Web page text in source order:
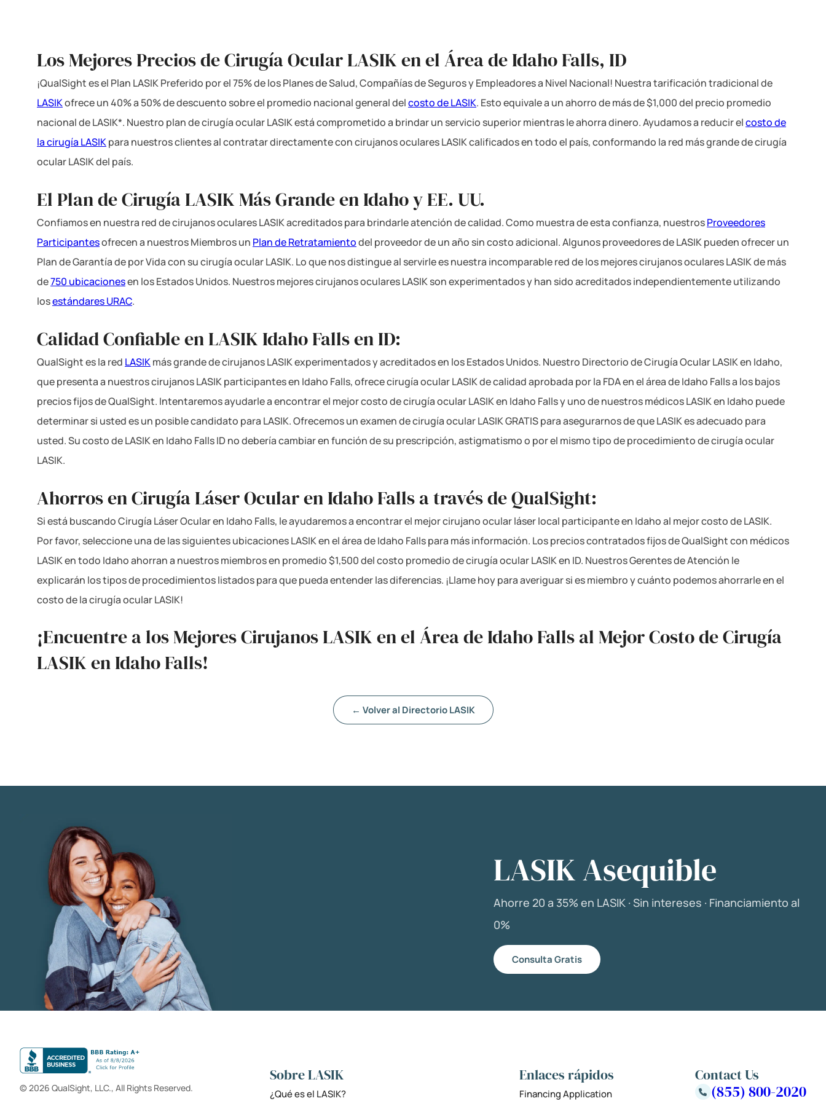
Los Mejores Precios de Cirugía Ocular LASIK en el Área de Idaho Falls, ID
¡QualSight es el Plan LASIK Preferido por el 75% de los Planes de Salud, Compañías de Seguros y Empleadores a Nivel Nacional! Nuestra tarificación tradicional de
LASIKofrece un 40% a 50% de descuento sobre el promedio nacional general delcosto de LASIK. Esto equivale a un ahorro de más de $1,000 del precio promedio
nacional de LASIK*. Nuestro plan de cirugía ocular LASIK está comprometido a brindar un servicio superior mientras le ahorra dinero. Ayudamos a reducir elcosto de
la cirugía LASIKpara nuestros clientes al contratar directamente con cirujanos oculares LASIK calificados en todo el país, conformando la red más grande de cirugía
ocular LASIK del país.
El Plan de Cirugía LASIK Más Grande en Idaho y EE. UU.
Confiamos en nuestra red de cirujanos oculares LASIK acreditados para brindarle atención de calidad. Como muestra de esta confianza, nuestrosProveedores
Participantesofrecen a nuestros Miembros un Plan de Retratamientodel proveedor de un año sin costo adicional. Algunos proveedores de LASIK pueden ofrecer un
Plan de Garantía de por Vida con su cirugía ocular LASIK. Lo que nos distingue al servirle es nuestra incomparable red de los mejores cirujanos oculares LASIK de más
de750 ubicacionesen los Estados Unidos. Nuestros mejores cirujanos oculares LASIK son experimentados y han sido acreditados independientemente utilizando
losestándares URAC.
Calidad Confiable en LASIK Idaho Falls en ID:
QualSight es la red LASIKmás grande de cirujanos LASIK experimentados y acreditados en los Estados Unidos. Nuestro Directorio de Cirugía Ocular LASIK en Idaho,
que presenta a nuestros cirujanos LASIK participantes en Idaho Falls, ofrece cirugía ocular LASIK de calidad aprobada por la FDA en el área de Idaho Falls a los bajos
precios fijos de QualSight. Intentaremos ayudarle a encontrar el mejor costo de cirugía ocular LASIK en Idaho Falls y uno de nuestros médicos LASIK en Idaho puede
determinar si usted es un posible candidato para LASIK. Ofrecemos un examen de cirugía ocular LASIK GRATIS para asegurarnos de que LASIK es adecuado para
usted. Su costo de LASIK en Idaho Falls ID no debería cambiar en función de su prescripción, astigmatismo o por el mismo tipo de procedimiento de cirugía ocular
LASIK.
Ahorros en Cirugía Láser Ocular en Idaho Falls a través de QualSight:
Si está buscando Cirugía Láser Ocular en Idaho Falls, le ayudaremos a encontrar el mejor cirujano ocular láser local participante en Idaho al mejor costo de LASIK.
Por favor, seleccione una de las siguientes ubicaciones LASIK en el área de Idaho Falls para más información. Los precios contratados fijos de QualSight con médicos
LASIK en todo Idaho ahorran a nuestros miembros en promedio $1,500 del costo promedio de cirugía ocular LASIK en ID. Nuestros Gerentes de Atención le
explicarán los tipos de procedimientos listados para que pueda entender las diferencias. ¡Llame hoy para averiguar si es miembro y cuánto podemos ahorrarle en el
costo de la cirugía ocular LASIK!
¡Encuentre a los Mejores Cirujanos LASIK en el Área de Idaho Falls al Mejor Costo de Cirugía
LASIK en Idaho Falls!
← Volver al Directorio LASIK
LASIK Asequible
Ahorre 20 a 35% en LASIK · Sin intereses · Financiamiento al
0%
Consulta Gratis
© 2026 QualSight, LLC., All Rights Reserved.
Sobre LASIK
¿Qué es el LASIK?
Enlaces rápidos
Financing Application
Contact Us
(855) 800-2020